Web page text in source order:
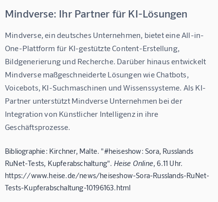
Mindverse: Ihr Partner für KI-Lösungen
Mindverse, ein deutsches Unternehmen, bietet eine All-in-
One-Plattform für KI-gestützte Content-Erstellung,
Bildgenerierung und Recherche. Darüber hinaus entwickelt
Mindverse maßgeschneiderte Lösungen wie Chatbots,
Voicebots, KI-Suchmaschinen und Wissenssysteme. Als KI-
Partner unterstützt Mindverse Unternehmen bei der
Integration von Künstlicher Intelligenz in ihre
Geschäftsprozesse.
Bibliographie: Kirchner, Malte. "#heiseshow: Sora, Russlands
RuNet-Tests, Kupferabschaltung". Heise Online, 6.11 Uhr.
https://www.heise.de/news/heiseshow-Sora-Russlands-RuNet-
Tests-Kupferabschaltung-10196163.html